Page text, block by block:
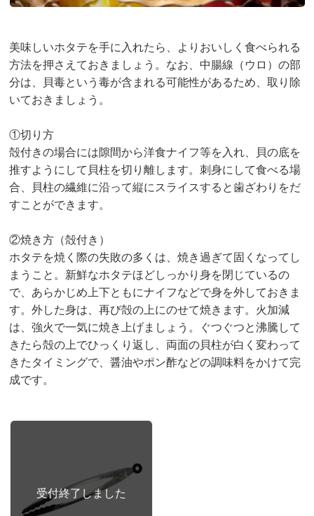
美味しいホタテを手に入れたら、よりおいしく食べられる
方法を押さえておきましょう。なお、中腸線（ウロ）の部
分は、貝毒という毒が含まれる可能性があるため、取り除
いておきましょう。
①切り方
殻付きの場合には隙間から洋食ナイフ等を入れ、貝の底を
推すようにして貝柱を切り離します。刺身にして食べる場
合、貝柱の繊維に沿って縦にスライスすると歯ざわりをだ
すことができます。
②焼き方（殻付き）
ホタテを焼く際の失敗の多くは、焼き過ぎて固くなってし
まうこと。新鮮なホタテほどしっかり身を閉じているの
で、あらかじめ上下ともにナイフなどで身を外しておきま
す。外した身は、再び殻の上にのせて焼きます。火加減
は、強火で一気に焼き上げましょう。ぐつぐつと沸騰して
きたら殻の上でひっくり返し、両面の貝柱が白く変わって
きたタイミングで、醤油やポン酢などの調味料をかけて完
成です。